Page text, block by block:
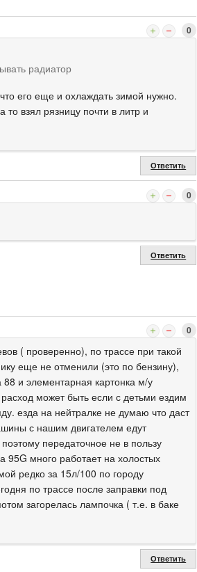
0
радиатор
его еще и охлаждать зимой нужно.
взял рязницу почти в литр и
Ответить
0
Ответить
0
( проверенно), по трассе при такой
еще не отменили (это по бензину),
88 и элементарная картонка м/у
может быть если с детьми ездим
езда на нейтралке не думаю что даст
с нашим двигателем едут
передаточное не в пользу
95G много работает на холостых
редко за 15л/100 по городу
по трассе после заправки под
загорелась лампочка ( т.е. в баке
Ответить